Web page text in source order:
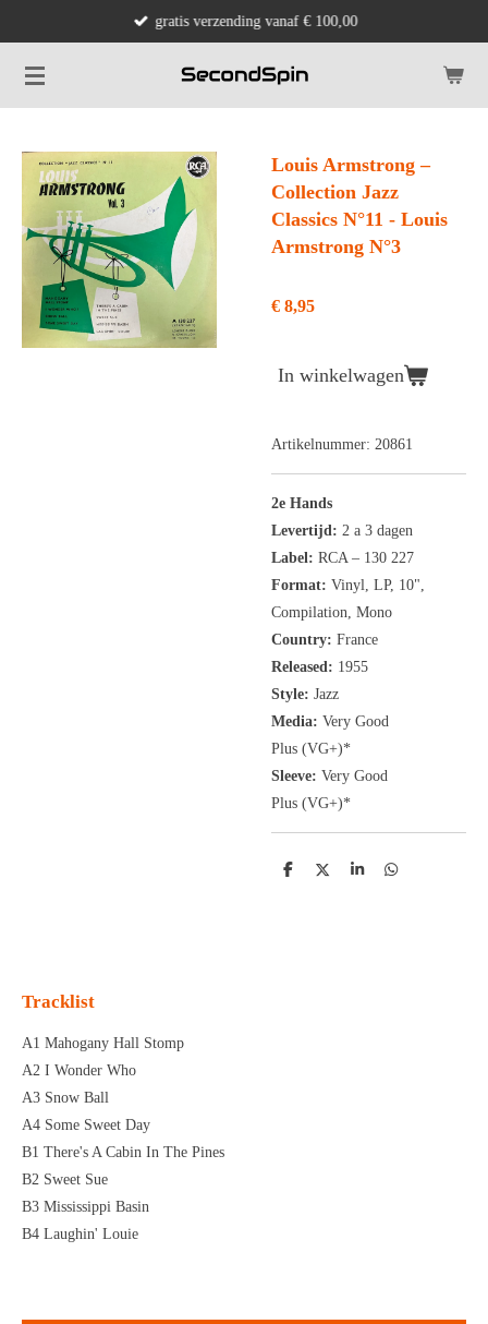
naar
de
gratis verzending vanaf € 100,00
Louis Armstrong ‎–
Collection Jazz
Classics N°11 - Louis
Armstrong N°3
€ 8,95
In winkelwagen
Artikelnummer: 20861
2e Hands
Levertijd: 2 a 3 dagen
Label: RCA ‎– 130 227
Format: Vinyl, LP, 10",
Compilation, Mono
Country: France
Released: 1955
Style: Jazz
Media: Very Good
Plus (VG+)*
Sleeve: Very Good
Plus (VG+)*
D
D
S
D
Tracklist
A1 Mahogany Hall Stomp
A2 I Wonder Who
A3 Snow Ball
A4 Some Sweet Day
B1 There's A Cabin In The Pines
B2 Sweet Sue
B3 Mississippi Basin
B4 Laughin' Louie